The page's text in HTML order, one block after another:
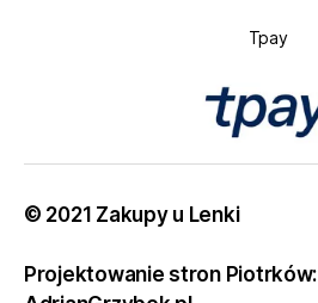
Tpay
© 2021 Zakupy u Lenki
Projektowanie stron Piotrków: